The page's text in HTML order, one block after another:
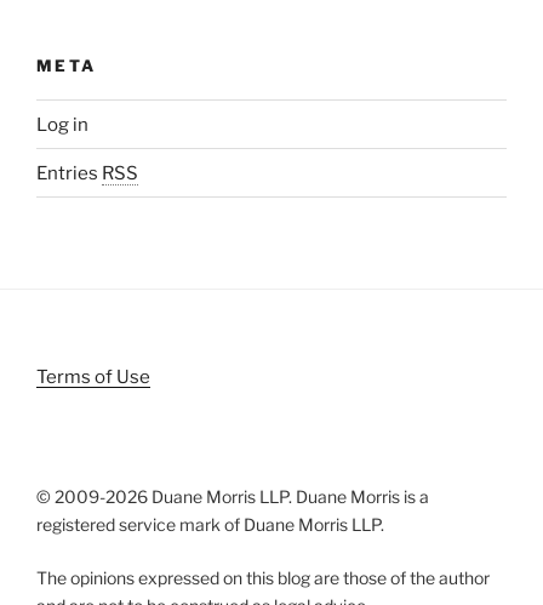
META
Log in
Entries RSS
Terms of Use
© 2009-2026 Duane Morris LLP. Duane Morris is a
registered service mark of Duane Morris LLP.
The opinions expressed on this blog are those of the author